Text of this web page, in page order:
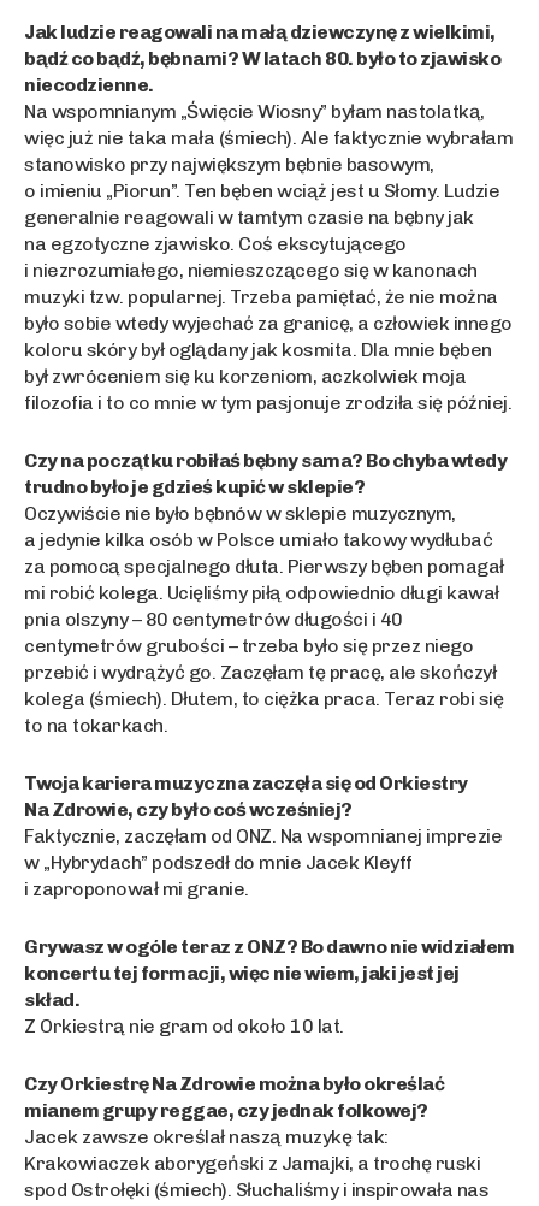
Jak ludzie reagowali na małą dziewczynę z wielkimi,
bądź co bądź, bębnami? W latach 80. było to zjawisko
niecodzienne.
Na wspomnianym „Święcie Wiosny” byłam nastolatką,
więc już nie taka mała (śmiech). Ale faktycznie wybrałam
stanowisko przy największym bębnie basowym,
o imieniu „Piorun”. Ten bęben wciąż jest u Słomy. Ludzie
generalnie reagowali w tamtym czasie na bębny jak
na egzotyczne zjawisko. Coś ekscytującego
i niezrozumiałego, niemieszczącego się w kanonach
muzyki tzw. popularnej. Trzeba pamiętać, że nie można
było sobie wtedy wyjechać za granicę, a człowiek innego
koloru skóry był oglądany jak kosmita. Dla mnie bęben
był zwróceniem się ku korzeniom, aczkolwiek moja
filozofia i to co mnie w tym pasjonuje zrodziła się później.
Czy na początku robiłaś bębny sama? Bo chyba wtedy
trudno było je gdzieś kupić w sklepie?
Oczywiście nie było bębnów w sklepie muzycznym,
a jedynie kilka osób w Polsce umiało takowy wydłubać
za pomocą specjalnego dłuta. Pierwszy bęben pomagał
mi robić kolega. Ucięliśmy piłą odpowiednio długi kawał
pnia olszyny – 80 centymetrów długości i 40
centymetrów grubości – trzeba było się przez niego
przebić i wydrążyć go. Zaczęłam tę pracę, ale skończył
kolega (śmiech). Dłutem, to ciężka praca. Teraz robi się
to na tokarkach.
Twoja kariera muzyczna zaczęła się od Orkiestry
Na Zdrowie, czy było coś wcześniej?
Faktycznie, zaczęłam od ONZ. Na wspomnianej imprezie
w „Hybrydach” podszedł do mnie Jacek Kleyff
i zaproponował mi granie.
Grywasz w ogóle teraz z ONZ? Bo dawno nie widziałem
koncertu tej formacji, więc nie wiem, jaki jest jej
skład.
Z Orkiestrą nie gram od około 10 lat.
Czy Orkiestrę Na Zdrowie można było określać
mianem grupy reggae, czy jednak folkowej?
Jacek zawsze określał naszą muzykę tak:
Krakowiaczek aborygeński z Jamajki, a trochę ruski
spod Ostrołęki (śmiech). Słuchaliśmy i inspirowała nas